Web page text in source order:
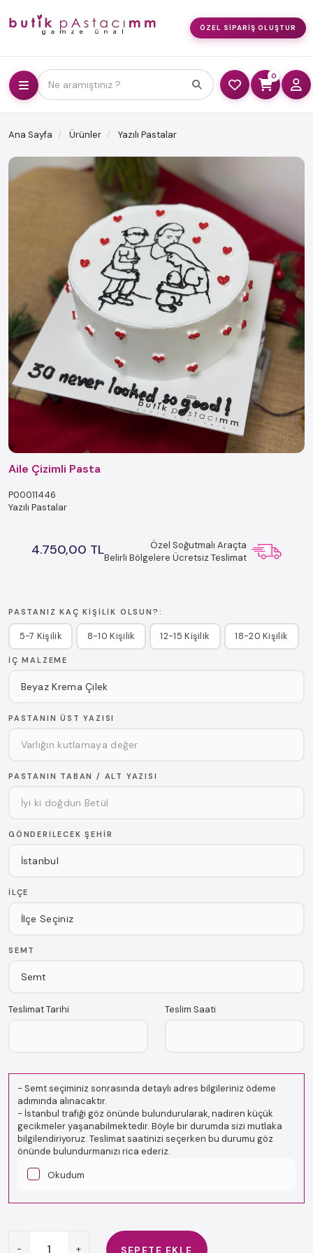
ÖZEL SIPARIŞ OLUŞTUR
Ne aramıştınız ?
0
Ana Sayfa Ürünler Yazılı Pastalar
Aile Çizimli Pasta
P00011446
Yazılı Pastalar
4.750,00 TL
Özel Soğutmalı Araçta
Belirli Bölgelere Ücretsiz Teslimat
PASTANIZ KAÇ KIŞILIK OLSUN?:
5-7 Kişilik 8-10 Kişilik 12-15 Kişilik 18-20 Kişilik
İÇ MALZEME
PASTANIN ÜST YAZISI
PASTANIN TABAN / ALT YAZISI
GÖNDERILECEK ŞEHIR
İLÇE
SEMT
Teslimat Tarihi Teslim Saati
- Semt seçiminiz sonrasında detaylı adres bilgileriniz ödeme
adımında alınacaktır.
- İstanbul trafiği göz önünde bulundurularak, nadiren küçük
gecikmeler yaşanabilmektedir. Böyle bir durumda sizi mutlaka
bilgilendiriyoruz. Teslimat saatinizi seçerken bu durumu göz
önünde bulundurmanızı rica ederiz.
Okudum
- + SEPETE EKLE